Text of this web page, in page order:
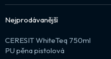
Nejprodávanější
CERESIT WhiteTeq 750ml
PU pěna pistolová